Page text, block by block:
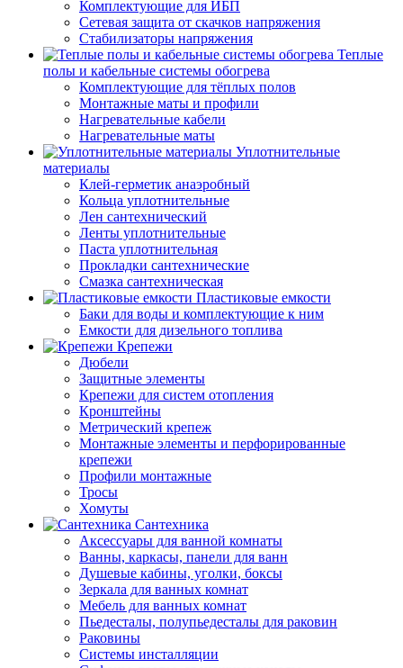
Комплектующие для ИБП
Сетевая защита от скачков напряжения
Стабилизаторы напряжения
Теплые
полы и кабельные системы обогрева
Комплектующие для тёплых полов
Монтажные маты и профили
Нагревательные кабели
Нагревательные маты
Уплотнительные
материалы
Клей-герметик анаэробный
Кольца уплотнительные
Лен сантехнический
Ленты уплотнительные
Паста уплотнительная
Прокладки сантехнические
Смазка сантехническая
Пластиковые емкости
Баки для воды и комплектующие к ним
Емкости для дизельного топлива
Крепежи
Дюбели
Защитные элементы
Крепежи для систем отопления
Кронштейны
Метрический крепеж
Монтажные элементы и перфорированные
крепежи
Профили монтажные
Тросы
Хомуты
Сантехника
Аксессуары для ванной комнаты
Ванны, каркасы, панели для ванн
Душевые кабины, уголки, боксы
Зеркала для ванных комнат
Мебель для ванных комнат
Пьедесталы, полупьедесталы для раковин
Раковины
Системы инсталляции